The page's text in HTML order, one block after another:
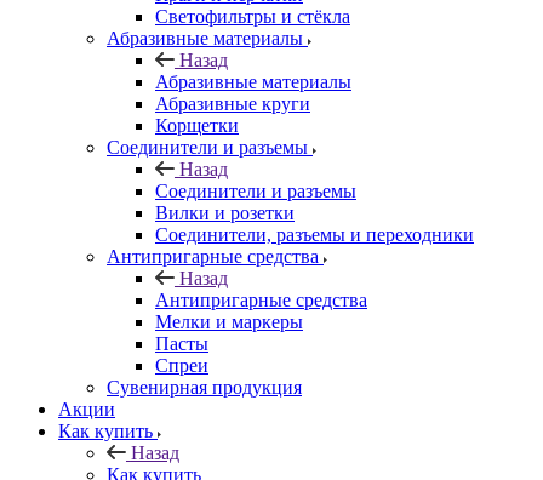
Светофильтры и стёкла
Абразивные материалы
Назад
Абразивные материалы
Абразивные круги
Корщетки
Соединители и разъемы
Назад
Соединители и разъемы
Вилки и розетки
Соединители, разъемы и переходники
Антипригарные средства
Назад
Антипригарные средства
Мелки и маркеры
Пасты
Спреи
Сувенирная продукция
Акции
Как купить
Назад
Как купить